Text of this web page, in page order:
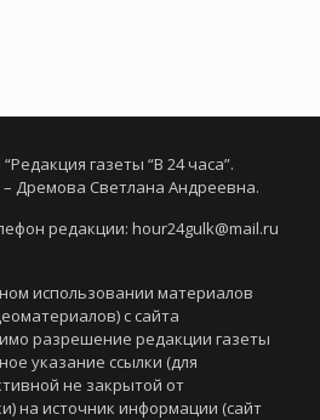
газеты “В 24 часа”.
Дремова Светлана Андреевна.
редакции: hour24gulk@mail.ru
использовании материалов
с сайта
разрешение редакции газеты
указание ссылки (для
не закрытой от
на источник информации (сайт